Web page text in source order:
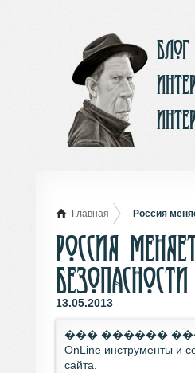
Главная Россия
Россия
безопасности
13.05.2013
��� ������
OnLine инструменты и
сайта.